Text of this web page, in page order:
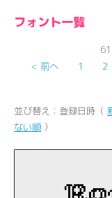
フォント一覧
< 前へ
1 2
並び替え：登録日時（
ない順 ）